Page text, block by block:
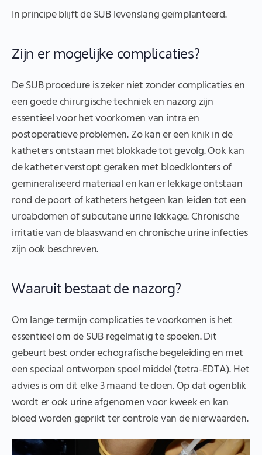
In principe blijft de SUB levenslang geïmplanteerd.
Zijn er mogelijke complicaties?
De SUB procedure is zeker niet zonder complicaties en
een goede chirurgische techniek en nazorg zijn
essentieel voor het voorkomen van intra en
postoperatieve problemen. Zo kan er een knik in de
katheters ontstaan met blokkade tot gevolg. Ook kan
de katheter verstopt geraken met bloedklonters of
gemineraliseerd materiaal en kan er lekkage ontstaan
rond de poort of katheters hetgeen kan leiden tot een
uroabdomen of subcutane urine lekkage. Chronische
irritatie van de blaaswand en chronische urine infecties
zijn ook beschreven.
Waaruit bestaat de nazorg?
Om lange termijn complicaties te voorkomen is het
essentieel om de SUB regelmatig te spoelen. Dit
gebeurt best onder echografische begeleiding en met
een speciaal ontworpen spoel middel (tetra-EDTA). Het
advies is om dit elke 3 maand te doen. Op dat ogenblik
wordt er ook urine afgenomen voor kweek en kan
bloed worden geprikt ter controle van de nierwaarden.